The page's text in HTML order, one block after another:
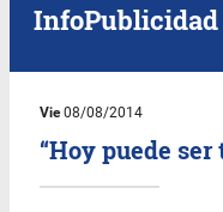
InfoPublicidad
Vie08/08/2014
“Hoy puede ser